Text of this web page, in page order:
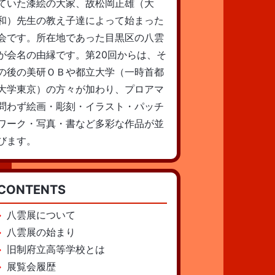
いた漆絵の大家、故松岡正雄（大
）先生の教え子達によって始まった
です。所在地であった目黒区の八雲
会名の由縁です。第20回からは、そ
後の美研ＯＢや都立大学（一時首都
学東京）の方々が加わり、プロアマ
わず絵画・彫刻・イラスト・パッチ
ーク・写真・書など多彩な作品が並
ます。
八雲展について
八雲展の始まり
旧制府立高等学校とは
展覧会履歴